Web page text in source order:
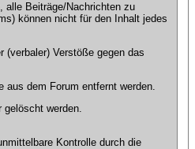
alle Beiträge/Nachrichten zu
können nicht für den Inhalt jedes
(verbaler) Verstöße gegen das
aus dem Forum entfernt werden.
gelöscht werden.
Kontrolle durch die